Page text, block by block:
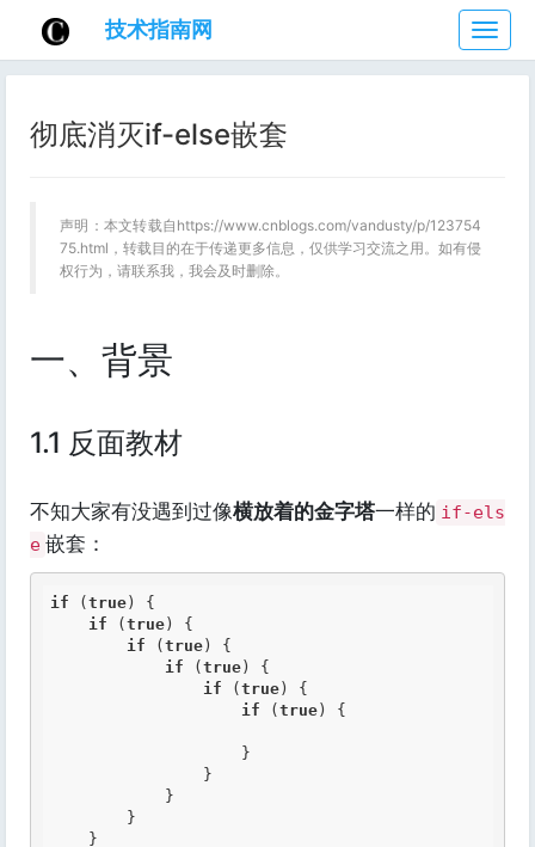
技
术
指
技术指南网
彻底消灭if-else嵌套
声明：本文转载自https://www.cnblogs.com/vandusty/p/123754
75.html，转载目的在于传递更多信息，仅供学习交流之用。如有侵
权行为，请联系我，我会及时删除。
一、背景
1.1 反面教材
不知大家有没遇到过像横放着的金字塔一样的 if-els
e 嵌套：
if ( true ) {
if ( true ) {
if ( true ) {
if ( true ) {
if ( true ) {
if ( true ) {